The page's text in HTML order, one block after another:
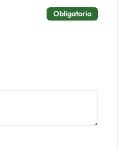
Obligatorio